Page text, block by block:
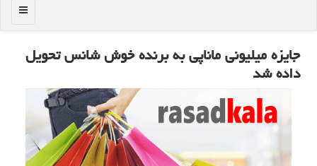
منو
جایزه میلیونی ماناپی به برنده خوش شانس تحویل
داده شد